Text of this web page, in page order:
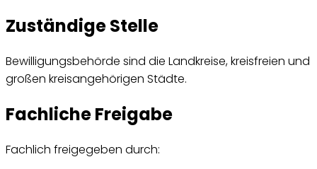
Zuständige Stelle
Bewilligungsbehörde sind die Landkreise, kreisfreien und
großen kreisangehörigen Städte.
Fachliche Freigabe
Fachlich freigegeben durch: